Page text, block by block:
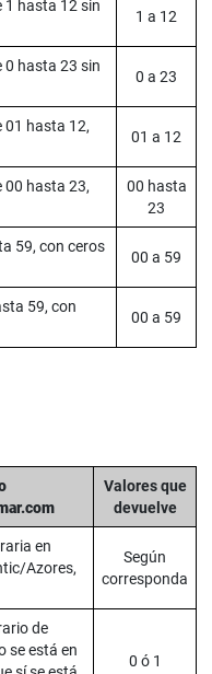
1 hasta 12 sin
1 a 12
0 hasta 23 sin
0 a 23
01 hasta 12,
01 a 12
00 hasta 23,
00 hasta
23
59, con ceros
00 a 59
59, con
00 a 59
Valores que
devuelve
en
Azores,
Según
corresponda
de
se está en
0 ó 1